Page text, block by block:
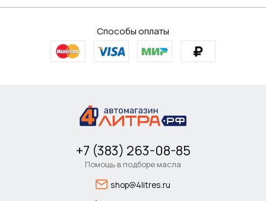
Способы оплаты
+7 (383) 263-08-85
Помощь в подборе масла
shop@4litres.ru